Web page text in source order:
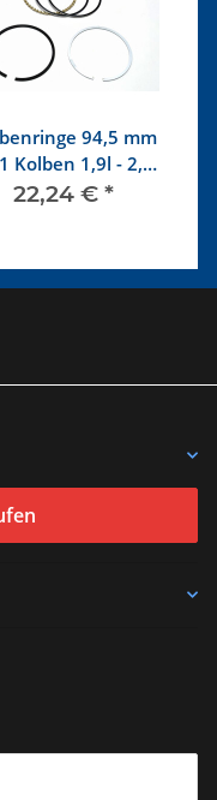
94,5 mm
Kolben 1,9l - 2,0l
Übermaß
22,24 € *